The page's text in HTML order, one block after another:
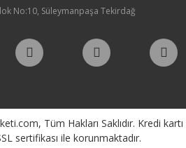
No:10, Süleymanpaşa Tekirdağ
Tüm Hakları Saklıdır. Kredi kartı
sertifikası ile korunmaktadır.